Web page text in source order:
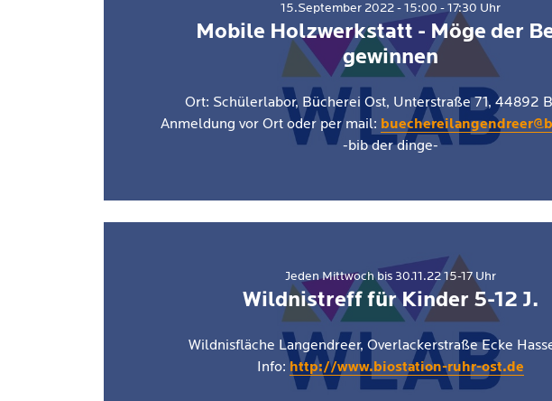
15.September 2022 - 15:00 - 17:30 Uhr
Mobile Holzwerkstatt - Möge der
gewinnen
Ort: Schülerlabor, Bücherei Ost, Unterstraße 71, 44892
Anmeldung vor Ort oder per mail:
-bib der dinge-
Jeden Mittwoch bis 30.11.22 15-17 Uhr
Wildnistreff für Kinder 5-12 J.
Wildnisfläche Langendreer, Overlackerstraße Ecke
Info: http://www.biostation-ruhr-ost.de